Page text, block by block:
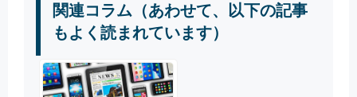
関連コラム（あわせて、以下の記事
もよく読まれています）